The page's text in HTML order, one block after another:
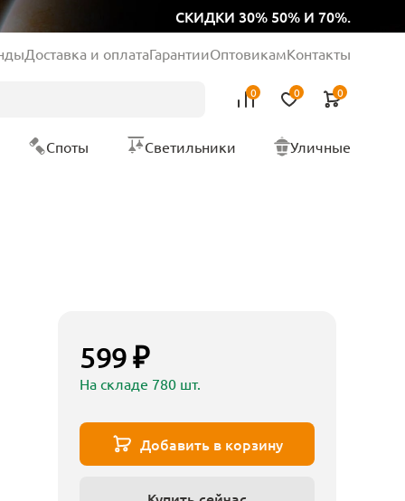
СКИДКИ 30% 50% И 70%.
Доставка и оплатаГарантииОптовикамКонтакты
0 0 0
Споты Светильники Уличные
599 ₽
На складе 780 шт.
Добавить в корзину